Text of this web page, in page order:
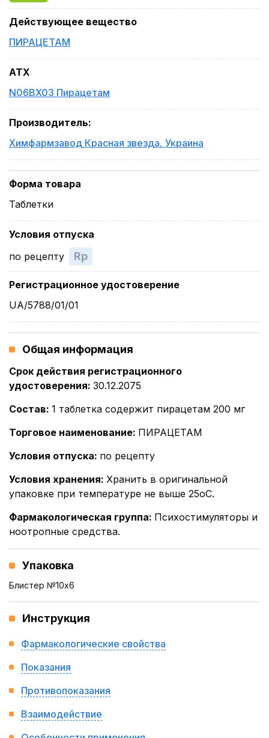
Действующее вещество
ПИРАЦЕТАМ
ATX
N06BX03 Пирацетам
Производитель:
Химфармзавод Красная звезда, Украина
Форма товара
Таблетки
Условия отпуска
по рецепту
Rp
Регистрационное удостоверение
UA/5788/01/01
Общая информация
Срок действия регистрационного
удостоверения: 30.12.2075
Состав: 1 таблетка содержит пирацетам 200 мг
Торговое наименование: ПИРАЦЕТАМ
Условия отпуска: по рецепту
Условия хранения: Хранить в оригинальной
упаковке при температуре не выше 25оС.
Фармакологическая группа: Психостимуляторы и
ноотропные средства.
Упаковка
Блистер №10x6
Инструкция
Фармакологические свойства
Показания
Противопоказания
Взаимодействие